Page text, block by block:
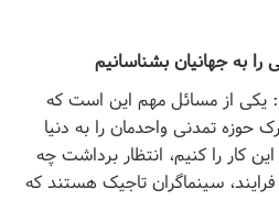
به جهانیان بشناسانیم
از مسائل مهم این است که
حوزه تمدنی واحدمان را به دنیا
کار را کنیم، انتظار برداشت چه
سینماگران تاجیک هستند که